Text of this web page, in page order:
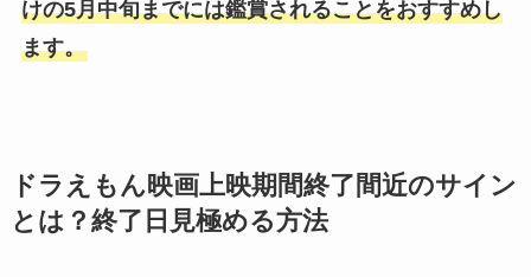
けの5月中旬までには鑑賞されることをおすすめし
ます。
ドラえもん映画上映期間終了間近のサイン
とは？終了日見極める方法